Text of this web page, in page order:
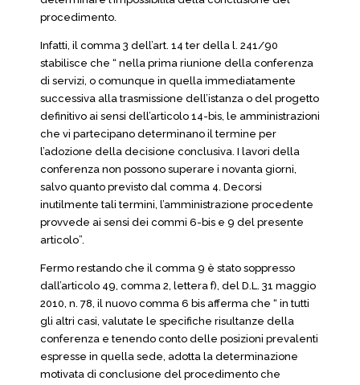
procedimento.
Infatti, il comma 3 dell’art. 14 ter della l. 241/90
stabilisce che “ nella prima riunione della conferenza
di servizi, o comunque in quella immediatamente
successiva alla trasmissione dell’istanza o del progetto
definitivo ai sensi dell’articolo 14-bis, le amministrazioni
che vi partecipano determinano il termine per
l’adozione della decisione conclusiva. I lavori della
conferenza non possono superare i novanta giorni,
salvo quanto previsto dal comma 4. Decorsi
inutilmente tali termini, l’amministrazione procedente
provvede ai sensi dei commi 6-bis e 9 del presente
articolo”.
Fermo restando che il comma 9 è stato soppresso
dall’articolo 49, comma 2, lettera f), del D.L. 31 maggio
2010, n. 78, il nuovo comma 6 bis afferma che “ in tutti
gli altri casi, valutate le specifiche risultanze della
conferenza e tenendo conto delle posizioni prevalenti
espresse in quella sede, adotta la determinazione
motivata di conclusione del procedimento che